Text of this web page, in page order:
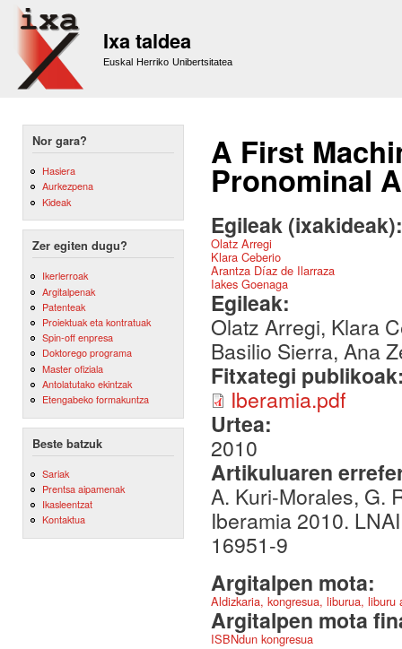
Ixa taldea
Euskal Herriko Unibertsitatea
Nor gara?
Hasiera
Aurkezpena
Kideak
Zer egiten dugu?
Ikerlerroak
Argitalpenak
Patenteak
Proiektuak eta kontratuak
Spin-off enpresa
Doktorego programa
Master ofiziala
Antolatutako ekintzak
Etengabeko formakuntza
Beste batzuk
Sariak
Prentsa aipamenak
Ikasleentzat
Kontaktua
A First
Pronominal
Egileak
Olatz Arregi
Klara Ceberio
Arantza Díaz de Ilarraza
Iakes Goenaga
Egileak:
Olatz Arregi, Klara
Basilio Sierra, Ana
Fitxategi
Iberamia.pdf
Urtea:
2010
Artikuluaren
A. Kuri-Morales, G.
Iberamia 2010.
16951-9
Argitalpen mota:
Aldizkaria, kongresua, liburua,
Argitalpen mota
ISBNdun kongresua